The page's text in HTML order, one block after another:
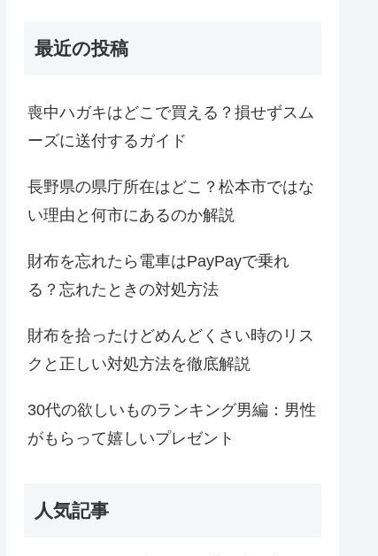
最近の投稿
喪中ハガキはどこで買える？損せずスム
ーズに送付するガイド
長野県の県庁所在はどこ？松本市ではな
い理由と何市にあるのか解説
財布を忘れたら電車はPayPayで乗れ
る？忘れたときの対処方法
財布を拾ったけどめんどくさい時のリス
クと正しい対処方法を徹底解説
30代の欲しいものランキング男編：男性
がもらって嬉しいプレゼント
人気記事